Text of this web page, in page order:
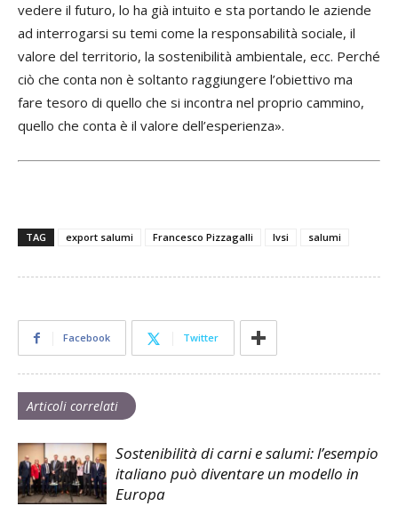
vedere il futuro, lo ha già intuito e sta portando le aziende
ad interrogarsi su temi come la responsabilità sociale, il
valore del territorio, la sostenibilità ambientale, ecc. Perché
ciò che conta non è soltanto raggiungere l’obiettivo ma
fare tesoro di quello che si incontra nel proprio cammino,
quello che conta è il valore dell’esperienza».
TAG export salumi Francesco Pizzagalli Ivsi salumi
Facebook Twitter
Articoli correlati
Sostenibilità di carni e salumi: l’esempio
italiano può diventare un modello in
Europa